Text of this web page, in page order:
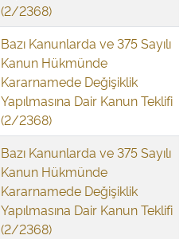
(2/2368)
Bazı Kanunlarda ve 375 Sayılı
Kanun Hükmünde
Kararnamede Değişiklik
Yapılmasına Dair Kanun Teklifi
(2/2368)
Bazı Kanunlarda ve 375 Sayılı
Kanun Hükmünde
Kararnamede Değişiklik
Yapılmasına Dair Kanun Teklifi
(2/2368)